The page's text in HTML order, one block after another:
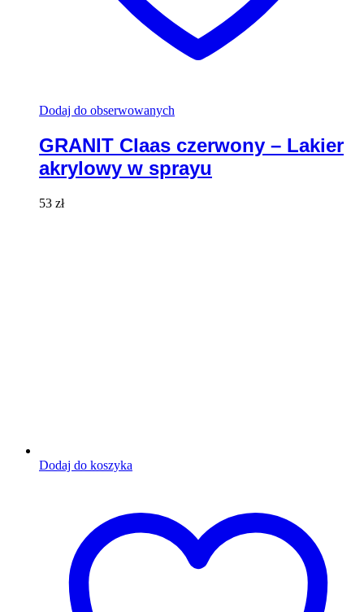
Dodaj do obserwowanych
GRANIT Claas czerwony – Lakier
akrylowy w sprayu
53 zł
Dodaj do koszyka